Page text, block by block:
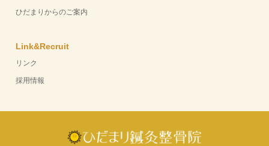
ひだまりからのご案内
Link&Recruit
リンク
採用情報